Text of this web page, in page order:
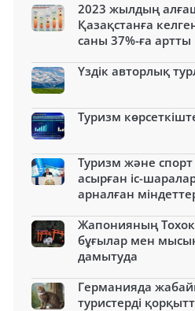
2023 жылдың
Қазақстанға
саны 37%-ға артты
Үздік авторлық
Туризм
Туризм және спорт
асырған іс-
арналған
Жапонияның
бұғылар мен
дамытуда
Германияда
туристерді